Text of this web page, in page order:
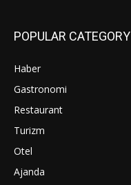
POPULAR CATEGORY
Haber
Gastronomi
Restaurant
Turizm
Otel
Ajanda